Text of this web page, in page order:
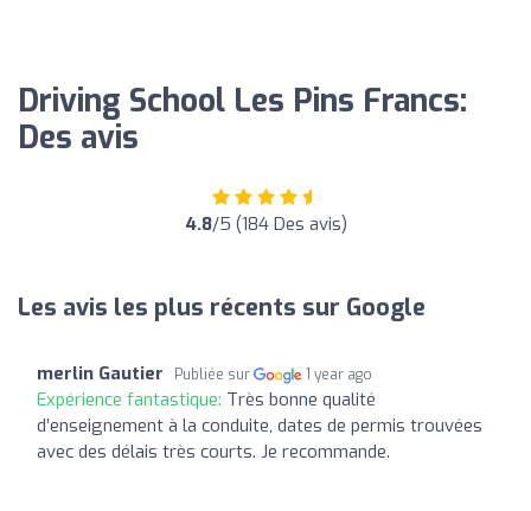
Driving School Les Pins Francs:
Des avis
4.8/5 (184 Des avis)
Les avis les plus récents sur Google
merlin Gautier Publiée sur 1 year ago
Expérience fantastique: Très bonne qualité
d’enseignement à la conduite, dates de permis trouvées
avec des délais très courts. Je recommande.